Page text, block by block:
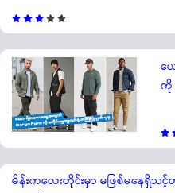
ယ
ကို
မိန်းကလေးတိုင်းမှာ မဖြစ်မနေရှိသ